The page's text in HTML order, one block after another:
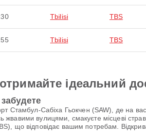
Tbilisi TBS
Tbilisi TBS
ідеальний
Сабіха Гьокчен (SAW), де на
жвавими вулицями, смакуєте місцеві
що відповідає вашим потребам.